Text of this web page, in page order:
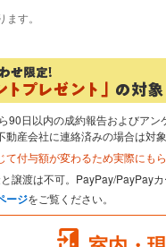
す。
90日以内の成約報告およびア
動産会社に連絡済みの場合は対
て付与額が変わるため実際にも
譲渡は不可。PayPay/PayPay
ージをご覧ください。